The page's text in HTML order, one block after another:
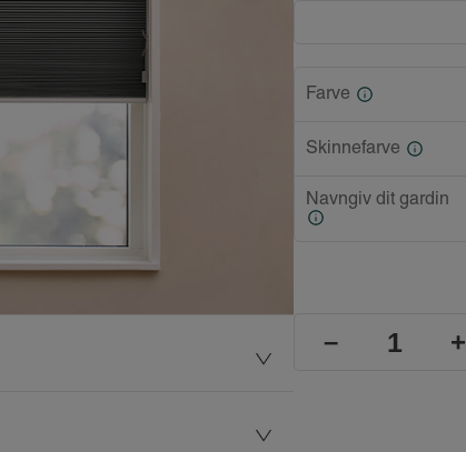
Farve
Skinnefarve
Navngiv dit gardin
– +